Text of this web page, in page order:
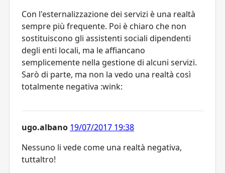
Con l'esternalizzazione dei servizi è una realtà
sempre più frequente. Poi è chiaro che non
sostituiscono gli assistenti sociali dipendenti
degli enti locali, ma le affiancano
semplicemente nella gestione di alcuni servizi.
Sarò di parte, ma non la vedo una realtà così
totalmente negativa :wink:
ugo.albano 19/07/2017 19:38
Nessuno li vede come una realtà negativa,
tuttaltro!